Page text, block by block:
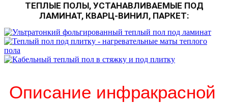
ТЕПЛЫЕ ПОЛЫ, УСТАНАВЛИВАЕМЫЕ ПОД
ЛАМИНАТ, КВАРЦ-ВИНИЛ, ПАРКЕТ:
Описание инфракрасной